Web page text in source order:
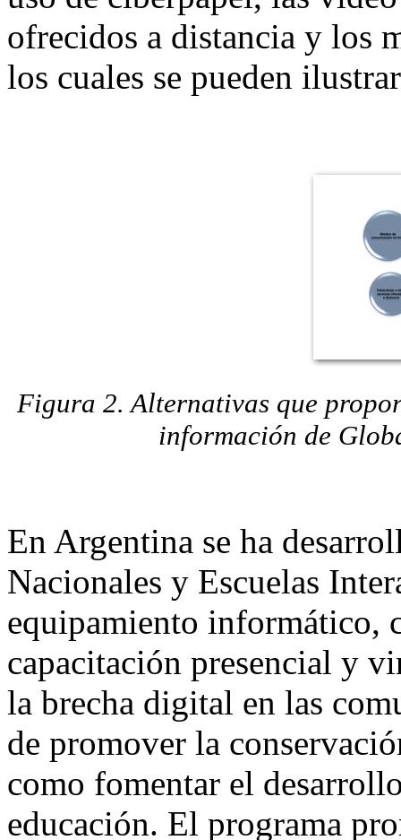
ofrecidos a distancia y los
los cuales se pueden
Figura 2. Alternativas que
información de
En Argentina se ha
Nacionales y Escuelas
equipamiento informático,
capacitación presencial y
la brecha digital en las
de promover la
como fomentar el
educación. El programa